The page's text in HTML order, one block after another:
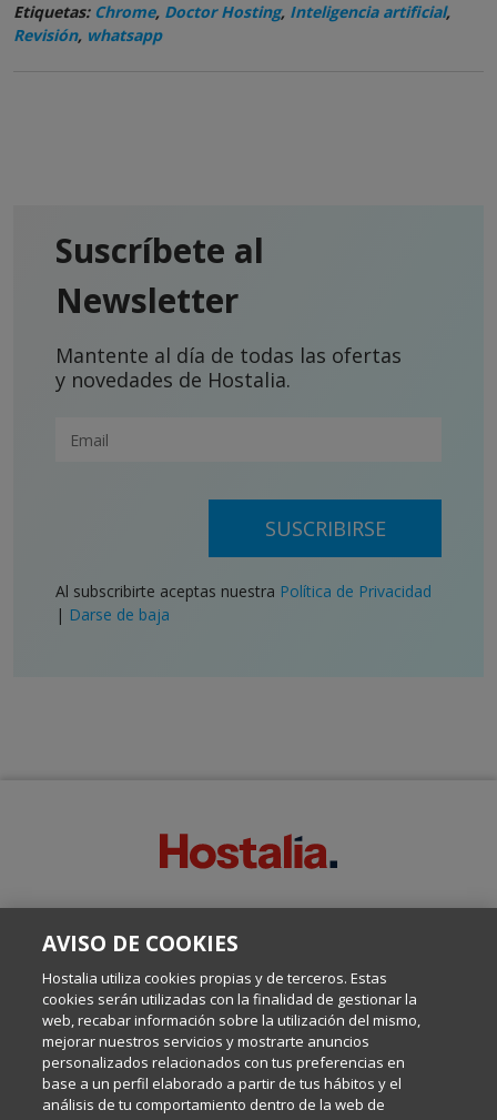
Etiquetas: Chrome, Doctor Hosting, Inteligencia artificial,
Revisión, whatsapp
Suscríbete al
Newsletter
Mantente al día de todas las ofertas
y novedades de Hostalia.
SUSCRIBIRSE
Al subscribirte aceptas nuestra Política de Privacidad
| Darse de baja
Escrito por el equipo de Comunicación de Hostalia, dirigido por
Internet y Tecnología.
Política de privacidad
AVISO DE COOKIES
Hostalia utiliza cookies propias y de terceros. Estas
cookies serán utilizadas con la finalidad de gestionar la
web, recabar información sobre la utilización del mismo,
mejorar nuestros servicios y mostrarte anuncios
personalizados relacionados con tus preferencias en
base a un perfil elaborado a partir de tus hábitos y el
análisis de tu comportamiento dentro de la web de